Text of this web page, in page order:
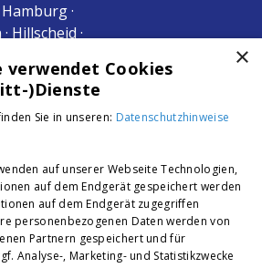
·
Hillscheid ·
Augustin
×
verwendet Cookies
)Dienste
Sie in unseren: Datenschutzhinweise
auf unserer Webseite Technologien,
auf dem Endgerät gespeichert werden
auf dem Endgerät zugegriffen
personenbezogenen Daten werden von
Partnern gespeichert und für
Analyse-, Marketing- und Statistikzwecke